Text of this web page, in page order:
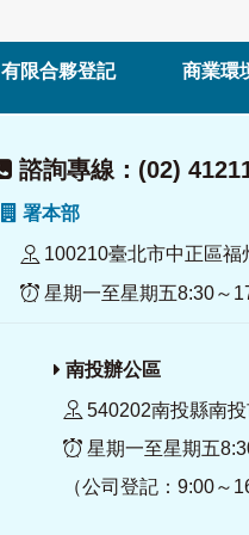
有限合夥登記 商業環
諮詢專線：(02)
署本部
100210臺北市中正區福
星期一至星期五8:30～
南投辦公區
540202南投縣南
星期一至星期五
（公司登記：9:00～